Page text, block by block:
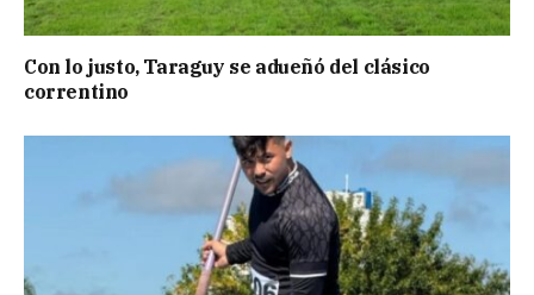
Con lo justo, Taraguy se adueñó del clásico
correntino